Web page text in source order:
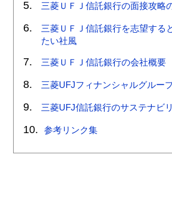
三菱ＵＦＪ信託銀行の面接攻略
三菱ＵＦＪ信託銀行を志望する
たい社風
三菱ＵＦＪ信託銀行の会社概要
三菱UFJフィナンシャルグルー
三菱UFJ信託銀行のサステナビ
参考リンク集